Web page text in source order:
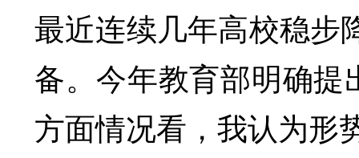
最近连续几年高校稳步
备。今年教育部明确提
方面情况看，我认为形